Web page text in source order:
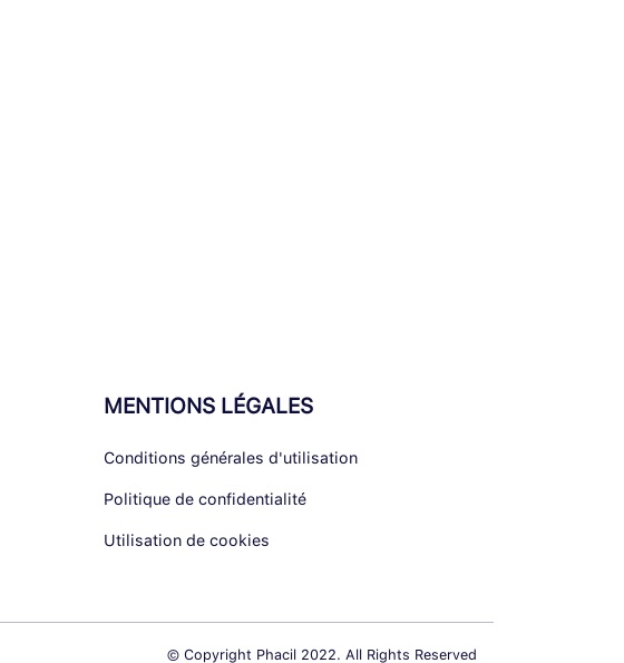
MENTIONS LÉGALES
Conditions générales d'utilisation
Politique de confidentialité
Utilisation de cookies
© Copyright Phacil 2022. All Rights Reserved